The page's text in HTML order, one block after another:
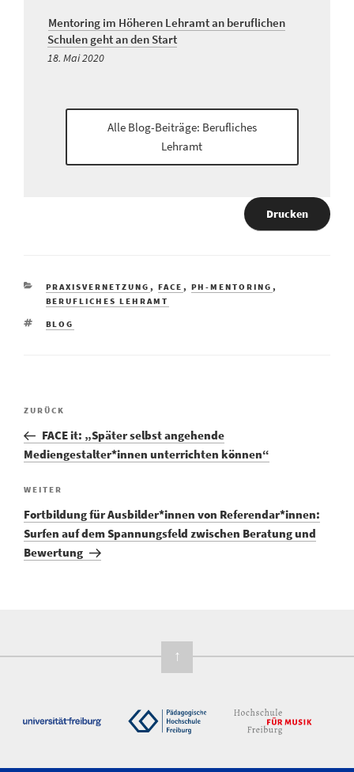
Mentoring im Höheren Lehramt an beruflichen
Schulen geht an den Start
18. Mai 2020
Alle Blog-Beiträge: Berufliches
Lehramt
Drucken
PRAXISVERNETZUNG , FACE , PH-MENTORING ,
BERUFLICHES LEHRAMT
BLOG
ZURÜCK
FACE it: „Später selbst angehende
Mediengestalter*innen unterrichten können“
WEITER
Fortbildung für Ausbilder*innen von Referendar*innen:
Surfen auf dem Spannungsfeld zwischen Beratung und
Bewertung
↑